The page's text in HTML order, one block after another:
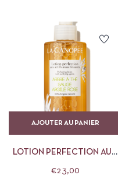
AJOUTER AU PANIER
LOTION PERFECTION AUX
CANOPÉE
€23,00